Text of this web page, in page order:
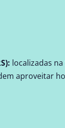
: localizadas
aproveitar